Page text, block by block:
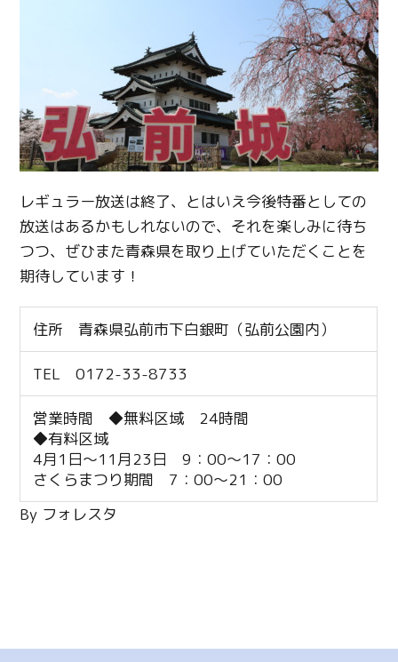
レギュラー放送は終了、とはいえ今後特番としての
放送はあるかもしれないので、それを楽しみに待ち
つつ、ぜひまた青森県を取り上げていただくことを
期待しています！
住所 青森県弘前市下白銀町（弘前公園内）
TEL 0172-33-8733
営業時間 ◆無料区域 24時間
◆有料区域
4月1日～11月23日 9：00～17：00
さくらまつり期間 7：00～21：00
By フォレスタ